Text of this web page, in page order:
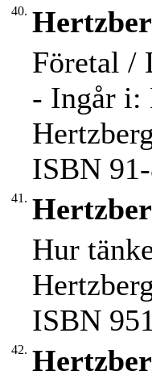
40.
Företal /
- Ingår i:
ISBN
41.
Hur
ISBN
42.